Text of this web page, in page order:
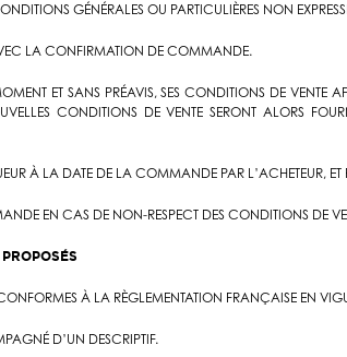
GÉNÉRALES OU PARTICULIÈRES NON
AVEC LA CONFIRMATION DE COMMANDE.
ET SANS PRÉAVIS, SES CONDITIONS DE
CONDITIONS DE VENTE SERONT ALORS
À LA DATE DE LA COMMANDE PAR L’ACHETEUR, ET
EN CAS DE NON-RESPECT DES CONDITIONS DE
À LA RÈGLEMENTATION FRANÇAISE EN
D’UN DESCRIPTIF.